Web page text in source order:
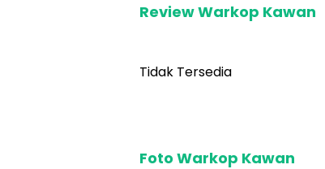
Review Warkop Kawan
Tidak Tersedia
Foto Warkop Kawan